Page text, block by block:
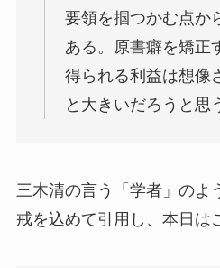
要領を掴つかむ点か
ある。原書癖を矯正
得られる利益は想像
と大きいだろうと思
三木清の言う「学者」のよ
戒を込めて引用し、本日は